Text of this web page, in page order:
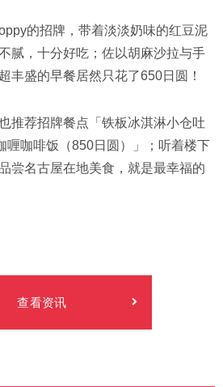
的招牌，带着淡淡奶味的红豆泥
腻，十分好吃；佐以胡麻沙拉与手
丰盛的早餐居然只花了650日圆！
推荐招牌餐点「铁板冰淇淋小仓吐
喱咖啡饭（850日圆）」；听着楼下
尝名古屋在地美食，就是最幸福的
查看资讯